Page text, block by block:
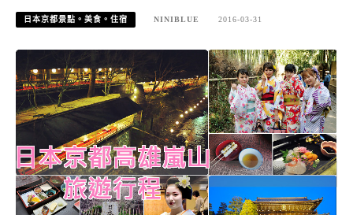
日本京都景點。美食。住宿 NINIBLUE 2016-03-31